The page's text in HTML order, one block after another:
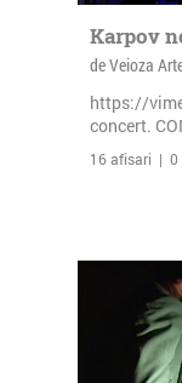
Karpov
de Veioza
https://
concert.
16 afisari | 0